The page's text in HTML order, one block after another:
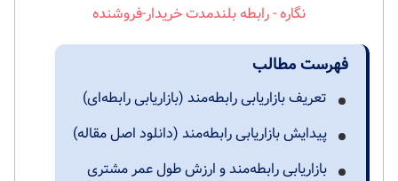
رابطه بلندمدت خریدار-فروشنده
فهرست مطالب
تعریف بازاریابی رابطه‌مند (بازاریابی رابطه‌ای)
پیدایش بازاریابی رابطه‌مند (دانلود اصل مقاله)
بازاریابی رابطه‌مند و ارزش طول عمر مشتری